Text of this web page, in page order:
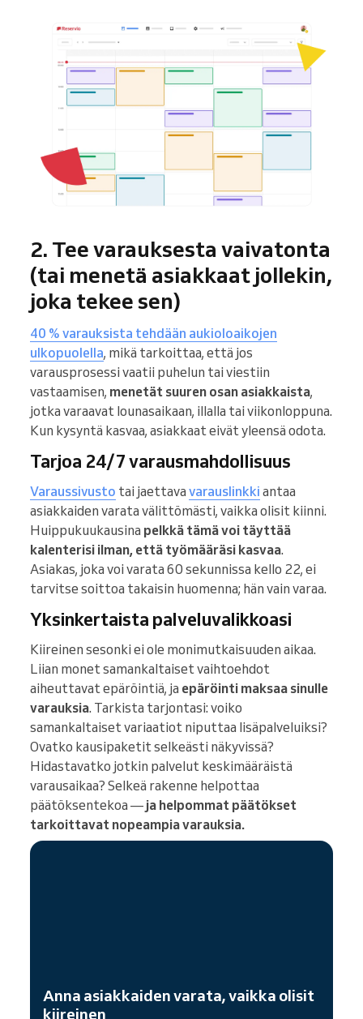
2. Tee varauksesta vaivatonta
(tai menetä asiakkaat jollekin,
joka tekee sen)
40 % varauksista tehdään aukioloaikojen
ulkopuolella, mikä tarkoittaa, että jos
varausprosessi vaatii puhelun tai viestiin
vastaamisen, menetät suuren osan asiakkaista,
jotka varaavat lounasaikaan, illalla tai viikonloppuna.
Kun kysyntä kasvaa, asiakkaat eivät yleensä odota.
Tarjoa 24/7 varausmahdollisuus
Varaussivusto tai jaettava varauslinkki antaa
asiakkaiden varata välittömästi, vaikka olisit kiinni.
Huippukuukausina pelkkä tämä voi täyttää
kalenterisi ilman, että työmääräsi kasvaa.
Asiakas, joka voi varata 60 sekunnissa kello 22, ei
tarvitse soittoa takaisin huomenna; hän vain varaa.
Yksinkertaista palveluvalikkoasi
Kiireinen sesonki ei ole monimutkaisuuden aikaa.
Liian monet samankaltaiset vaihtoehdot
aiheuttavat epäröintiä, ja epäröinti maksaa sinulle
varauksia. Tarkista tarjontasi: voiko
samankaltaiset variaatiot niputtaa lisäpalveluiksi?
Ovatko kausipaketit selkeästi näkyvissä?
Hidastavatko jotkin palvelut keskimääräistä
varausaikaa? Selkeä rakenne helpottaa
päätöksentekoa — ja helpommat päätökset
tarkoittavat nopeampia varauksia.
Anna asiakkaiden varata, vaikka olisit
kiireinen